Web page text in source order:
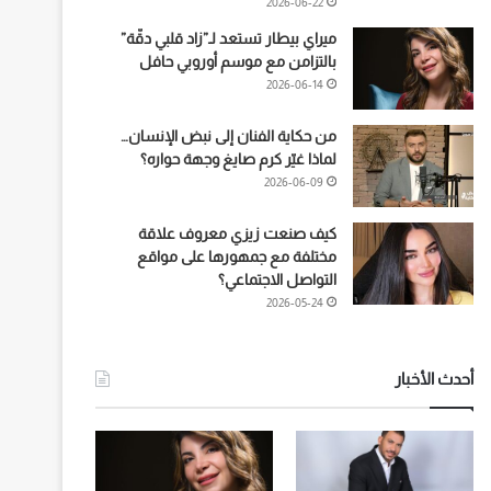
ميراي بيطار تستعد لـ”زاد قلبي دقّة”
بالتزامن مع موسم أوروبي حافل
2026-06-14
من حكاية الفنان إلى نبض الإنسان…
لماذا غيّر كرم صايغ وجهة حواره؟
2026-06-09
كيف صنعت زيزي معروف علاقة
مختلفة مع جمهورها على مواقع
التواصل الاجتماعي؟
2026-05-24
أحدث الأخبار